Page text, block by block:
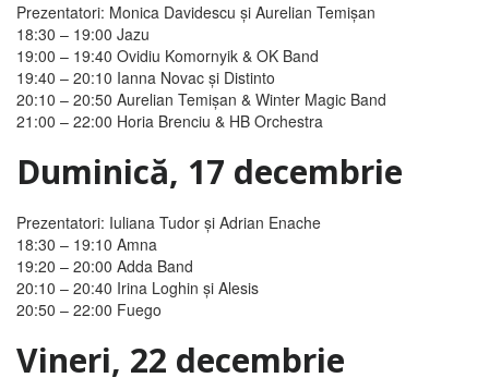
Prezentatori: Monica Davidescu şi Aurelian Temişan
18:30 – 19:00 Jazu
19:00 – 19:40 Ovidiu Komornyik & OK Band
19:40 – 20:10 Ianna Novac şi Distinto
20:10 – 20:50 Aurelian Temişan & Winter Magic Band
21:00 – 22:00 Horia Brenciu & HB Orchestra
Duminică, 17 decembrie
Prezentatori: Iuliana Tudor şi Adrian Enache
18:30 – 19:10 Amna
19:20 – 20:00 Adda Band
20:10 – 20:40 Irina Loghin şi Alesis
20:50 – 22:00 Fuego
Vineri, 22 decembrie